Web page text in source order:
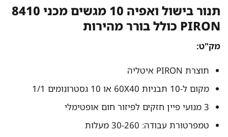
תנור בישול ואפיה 10 מגשים מכני 8410
PIRON כולל בורר מהירות
מק"ט:
תוצרת PIRON איטליה
מקום ל-10 תבניות 60X40 או 10 גסטרונומים 1/1
3 מנועי פיין חזקים לפיזור חום אופטימלי
טמפרטורת עבודה: 30-260 מעלות